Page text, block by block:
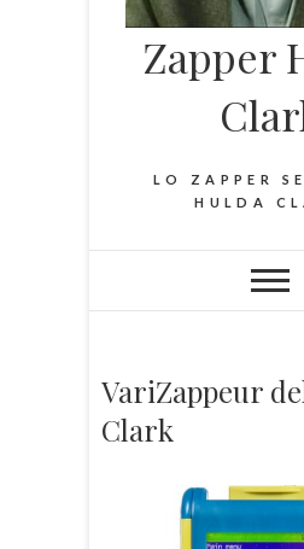
Zapper
LO ZAPPER
HULDA
VariZappeur
Clark